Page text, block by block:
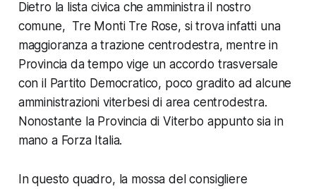
Dietro la lista civica che amministra il nostro
comune, Tre Monti Tre Rose, si trova infatti una
maggioranza a trazione centrodestra, mentre in
Provincia da tempo vige un accordo trasversale
con il Partito Democratico, poco gradito ad alcune
amministrazioni viterbesi di area centrodestra.
Nonostante la Provincia di Viterbo appunto sia in
mano a Forza Italia.
In questo quadro, la mossa del consigliere